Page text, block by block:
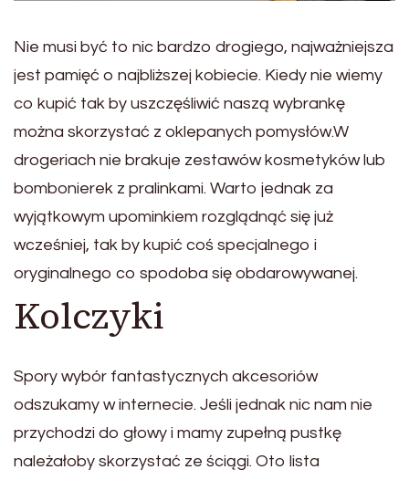
Nie musi być to nic bardzo drogiego, najważniejsza
jest pamięć o najbliższej kobiecie. Kiedy nie wiemy
co kupić tak by uszczęśliwić naszą wybrankę
można skorzystać z oklepanych pomysłów.W
drogeriach nie brakuje zestawów kosmetyków lub
bombonierek z pralinkami. Warto jednak za
wyjątkowym upominkiem rozglądnąć się już
wcześniej, tak by kupić coś specjalnego i
oryginalnego co spodoba się obdarowywanej.
Kolczyki
Spory wybór fantastycznych akcesoriów
odszukamy w internecie. Jeśli jednak nic nam nie
przychodzi do głowy i mamy zupełną pustkę
należałoby skorzystać ze ściągi. Oto lista